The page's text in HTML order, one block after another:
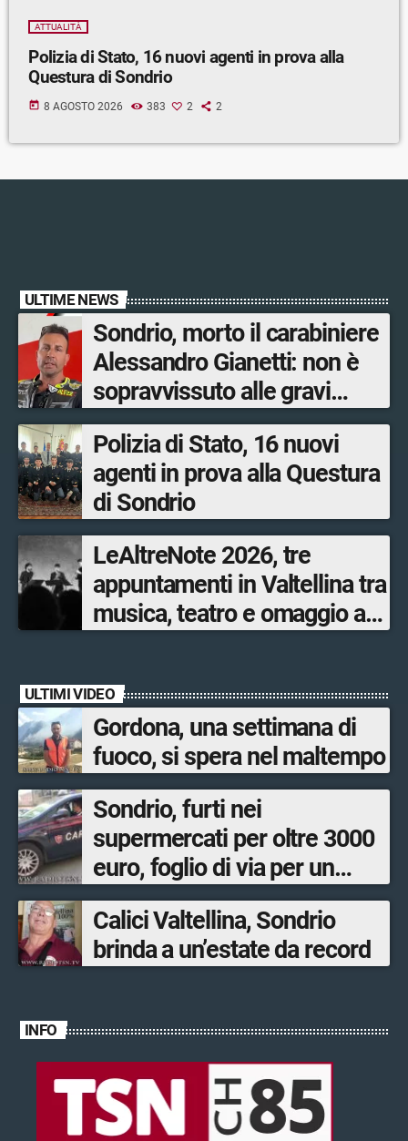
ATTUALITÀ
Polizia di Stato, 16 nuovi agenti in prova alla
Questura di Sondrio
today 8 AGOSTO 2026 383 2 2
ULTIME NEWS
Sondrio, morto il carabiniere
Alessandro Gianetti: non è
sopravvissuto alle gravi
ustioni
Polizia di Stato, 16 nuovi
agenti in prova alla Questura
di Sondrio
LeAltreNote 2026, tre
appuntamenti in Valtellina tra
musica, teatro e omaggio a
ULTIMI VIDEO
Gordona, una settimana di
fuoco, si spera nel maltempo
Sondrio, furti nei
supermercati per oltre 3000
euro, foglio di via per un
ventinovenne
Calici Valtellina, Sondrio
brinda a un’estate da record
INFO